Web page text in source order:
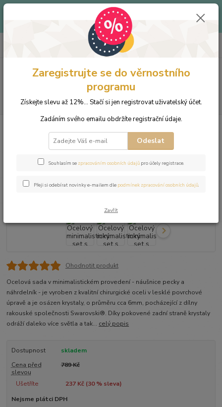
Až -40% - Objevte produkty v letním outletu za skvělé ceny!
Platí do vyprodání zásob.
Menu
CZK
Hledat
Swarovski - White Opal
Ocelový minimalistický set s
krystaly Swarovski - White Opal
Ohodnotit produkt
Ocelová sada v minimalistickém provedení - náušnice pecky a
náhrdelník - je vyroben z kvalitní chirurgické oceli v lesklé povrchové
úpravě a je osázen krystaly, o průměru cca 6mm, pocházející z dílny
rakouské společnosti Swarovski®. Díky pokovené zadní straně krystaly
odráží daleko více světla a tak... celý popis
Dostupnost
skladem
Cena před
slevou
789 Kč
Ušetříte 237 Kč (30% sleva)
Nejsme plátci DPH
Zaregistrujte se do věrnostního
programu
Získejte slevu až 12%... Stačí si jen registrovat uživatelský účet.
Zadáním svého emailu obdržíte registrační údaje.
Odeslat
Souhlasím se zpracováním osobních údajů pro účely registrace.
Přeji si odebírat novinky e-mailem dle podmínek zpracování osobních údajů
Zavřít